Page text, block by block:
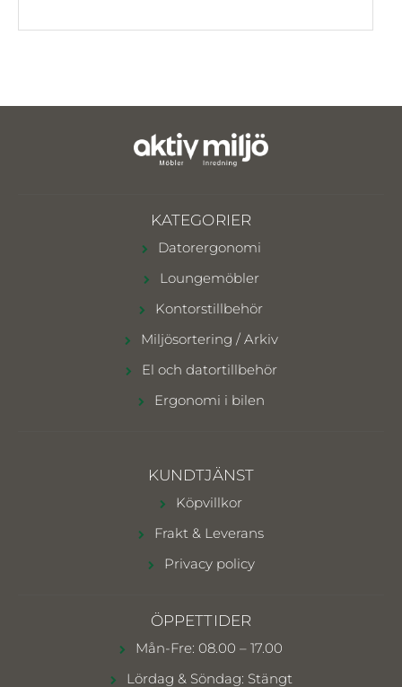
KATEGORIER
Datorergonomi
Loungemöbler
Kontorstillbehör
Miljösortering / Arkiv
El och datortillbehör
Ergonomi i bilen
KUNDTJÄNST
Köpvillkor
Frakt & Leverans
Privacy policy
ÖPPETTIDER
Mån-Fre: 08.00 – 17.00
Lördag & Söndag: Stängt